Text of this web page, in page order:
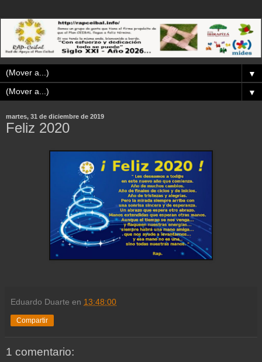
▼
▼
martes, 31 de diciembre de 2019
Feliz 2020
Eduardo Duarte en 13:48:00
Compartir
1 comentario: